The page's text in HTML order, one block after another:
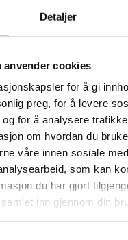
Detaljer
anvender cookies
for å gi
preg, for å levere
for å analysere
om hvordan du
våre innen sosiale
som kan
du har gjort
inn gjennom din